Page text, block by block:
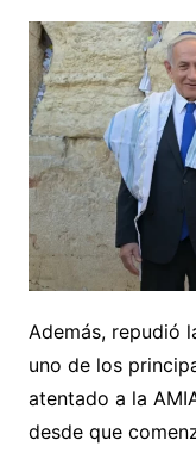
Además, repudió
uno de los
atentado a la
desde que